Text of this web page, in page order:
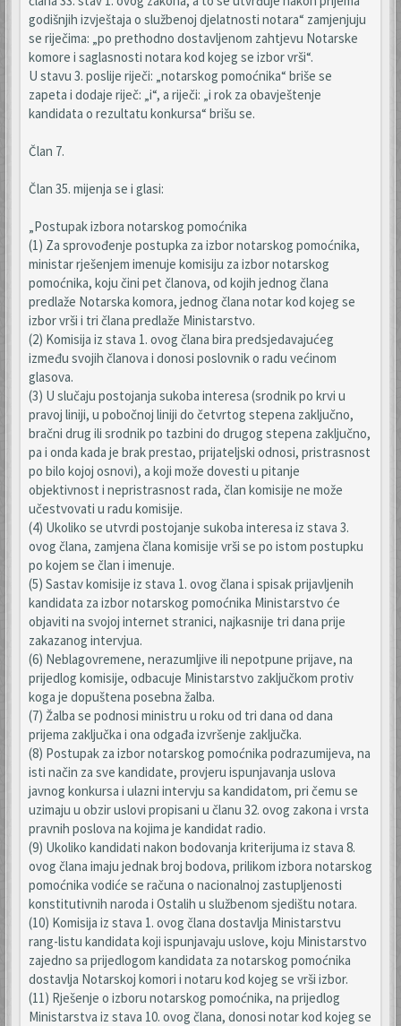
godišnjih izvještaja o službenoj djelatnosti notara“ zamjenjuju
se riječima: „po prethodno dostavljenom zahtjevu Notarske
komore i saglasnosti notara kod kojeg se izbor vrši“.
U stavu 3. poslije riječi: „notarskog pomoćnika“ briše se
zapeta i dodaje riječ: „i“, a riječi: „i rok za obavještenje
kandidata o rezultatu konkursa“ brišu se.
Član 7.
Član 35. mijenja se i glasi:
„Postupak izbora notarskog pomoćnika
(1) Za sprovođenje postupka za izbor notarskog pomoćnika,
ministar rješenjem imenuje komisiju za izbor notarskog
pomoćnika, koju čini pet članova, od kojih jednog člana
predlaže Notarska komora, jednog člana notar kod kojeg se
izbor vrši i tri člana predlaže Ministarstvo.
(2) Komisija iz stava 1. ovog člana bira predsjedavajućeg
između svojih članova i donosi poslovnik o radu većinom
glasova.
(3) U slučaju postojanja sukoba interesa (srodnik po krvi u
pravoj liniji, u pobočnoj liniji do četvrtog stepena zaključno,
bračni drug ili srodnik po tazbini do drugog stepena zaključno,
pa i onda kada je brak prestao, prijateljski odnosi, pristrasnost
po bilo kojoj osnovi), a koji može dovesti u pitanje
objektivnost i nepristrasnost rada, član komisije ne može
učestvovati u radu komisije.
(4) Ukoliko se utvrdi postojanje sukoba interesa iz stava 3.
ovog člana, zamjena člana komisije vrši se po istom postupku
po kojem se član i imenuje.
(5) Sastav komisije iz stava 1. ovog člana i spisak prijavljenih
kandidata za izbor notarskog pomoćnika Ministarstvo će
objaviti na svojoj internet stranici, najkasnije tri dana prije
zakazanog intervjua.
(6) Neblagovremene, nerazumljive ili nepotpune prijave, na
prijedlog komisije, odbacuje Ministarstvo zaključkom protiv
koga je dopuštena posebna žalba.
(7) Žalba se podnosi ministru u roku od tri dana od dana
prijema zaključka i ona odgađa izvršenje zaključka.
(8) Postupak za izbor notarskog pomoćnika podrazumijeva, na
isti način za sve kandidate, provjeru ispunjavanja uslova
javnog konkursa i ulazni intervju sa kandidatom, pri čemu se
uzimaju u obzir uslovi propisani u članu 32. ovog zakona i vrsta
pravnih poslova na kojima je kandidat radio.
(9) Ukoliko kandidati nakon bodovanja kriterijuma iz stava 8.
ovog člana imaju jednak broj bodova, prilikom izbora notarskog
pomoćnika vodiće se računa o nacionalnoj zastupljenosti
konstitutivnih naroda i Ostalih u službenom sjedištu notara.
(10) Komisija iz stava 1. ovog člana dostavlja Ministarstvu
rang-listu kandidata koji ispunjavaju uslove, koju Ministarstvo
zajedno sa prijedlogom kandidata za notarskog pomoćnika
dostavlja Notarskoj komori i notaru kod kojeg se vrši izbor.
(11) Rješenje o izboru notarskog pomoćnika, na prijedlog
Ministarstva iz stava 10. ovog člana, donosi notar kod kojeg se